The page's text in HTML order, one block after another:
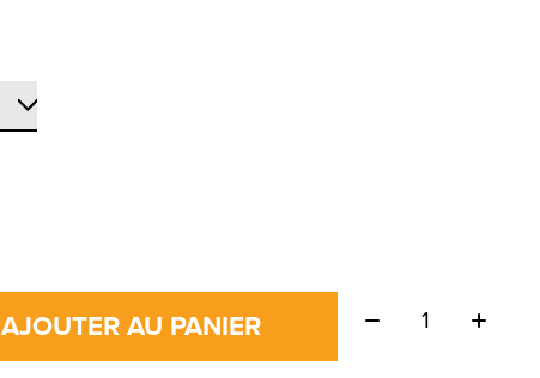
AJOUTER AU PANIER Quantité: